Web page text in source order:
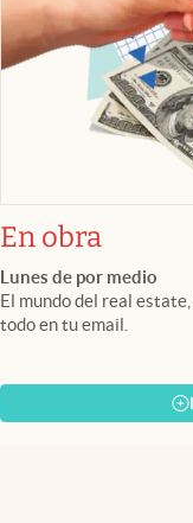
En obra
Lunes de por medio
El mundo del real
todo en tu email.